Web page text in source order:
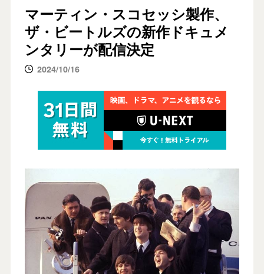
マーティン・スコセッシ製作、
ザ・ビートルズの新作ドキュメ
ンタリーが配信決定
2024/10/16